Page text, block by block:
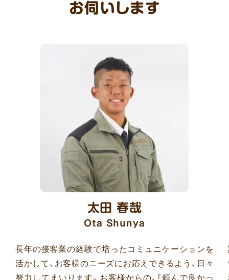
お伺いします
太田 春哉
Ota Shunya
長年の接客業の経験で培ったコミュニケーションを
活かして、お客様のニーズにお応えできるよう、日々
努力してまいります。お客様からの、「頼んで良かっ